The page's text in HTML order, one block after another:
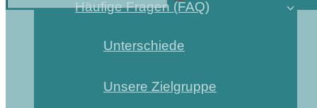
Häufige Fragen (FAQ)
Unterschiede
Unsere Zielgruppe